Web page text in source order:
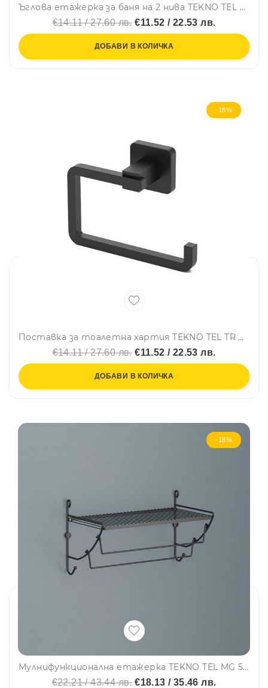
Ъглова етажерка за баня на 2 нива TEKNO TEL BK 022, 21х21х28 см, Закрепване с дюбел, Хром
€14.11 / 27.60 лв.€11.52 / 22.53 лв.
ДОБАВИ В КОЛИЧКА
-18%
Поставка за тоалетна хартия TEKNO TEL TR MG 394, 15х6х9 см, Закрепване с дюбел, Матово черно
€14.11 / 27.60 лв.€11.52 / 22.53 лв.
ДОБАВИ В КОЛИЧКА
-18%
Мулнифункционална етажерка TEKNO TEL MG 503B, 43х25х25 см, Черен
€22.21 / 43.44 лв.€18.13 / 35.46 лв.